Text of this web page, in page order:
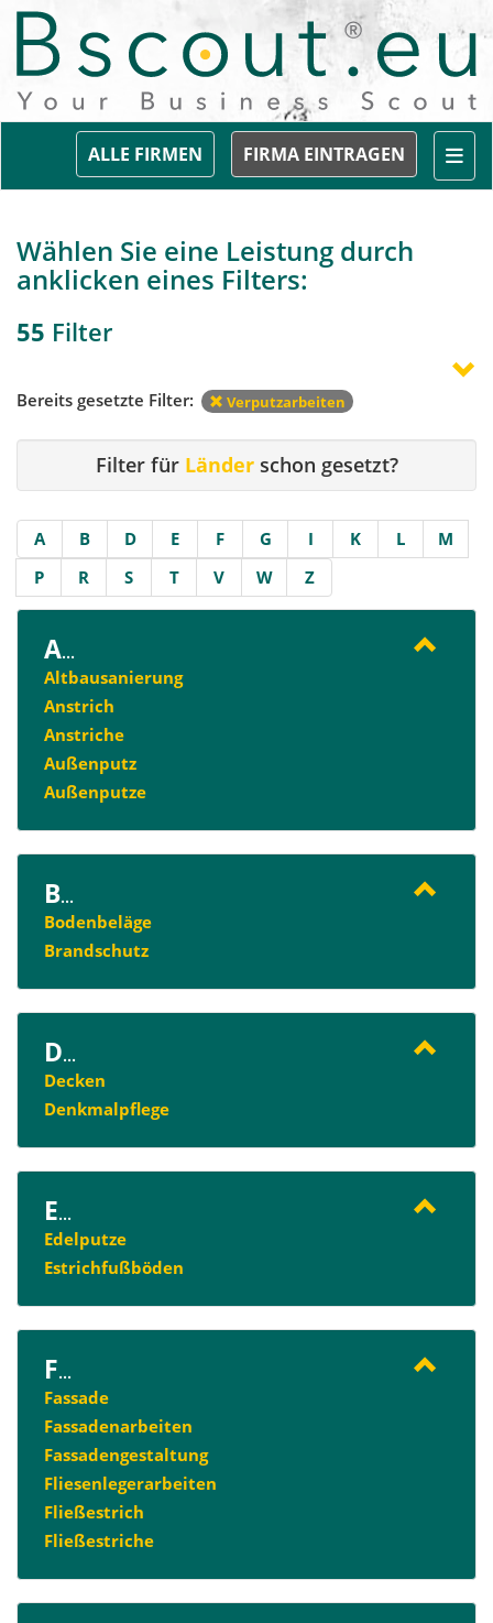
FIRMA EINTRAGEN
ALLE FIRMEN
Wählen Sie eine Leistung durch
anklicken eines Filters:
55 Filter
Bereits gesetzte Filter: Verputzarbeiten
Filter für Länderschon gesetzt?
A B D E F G I K L
M
P
R S T V W Z
A...
Altbausanierung
Anstrich
Anstriche
Außenputz
Außenputze
B...
Bodenbeläge
Brandschutz
D...
Decken
Denkmalpflege
E...
Edelputze
Estrichfußböden
F...
Fassade
Fassadenarbeiten
Fassadengestaltung
Fliesenlegerarbeiten
Fließestrich
Fließestriche